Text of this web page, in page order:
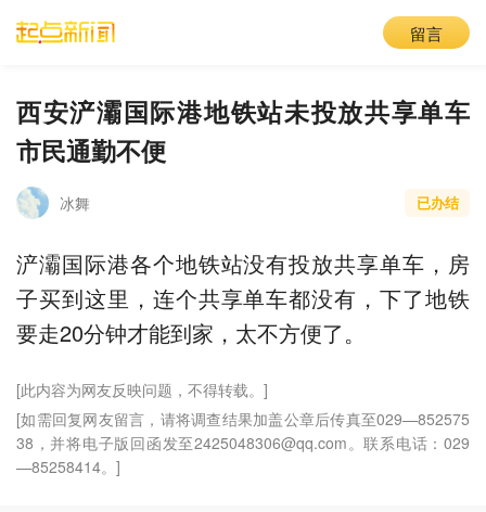
留言
西安浐灞国际港地铁站未投放共享单车
市民通勤不便
冰舞 已办结
浐灞国际港各个地铁站没有投放共享单车，房
子买到这里，连个共享单车都没有，下了地铁
要走20分钟才能到家，太不方便了。
[此内容为网友反映问题，不得转载。]
[如需回复网友留言，请将调查结果加盖公章后传真至029—852575
38，并将电子版回函发至2425048306@qq.com。联系电话：029
—85258414。]